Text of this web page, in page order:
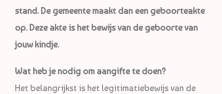
stand. De gemeente maakt dan een geboorteakte
op. Deze akte is het bewijs van de geboorte van
jouw kindje.
Wat heb je nodig om aangifte te doen?
Het belangrijkst is het legitimatiebewijs van de